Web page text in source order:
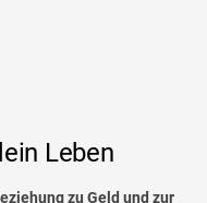
Leben
zu Geld und zur